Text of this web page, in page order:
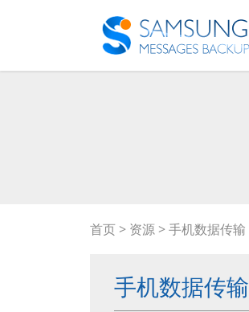
首页 > 资源 >手机数据传输
手机数据传输